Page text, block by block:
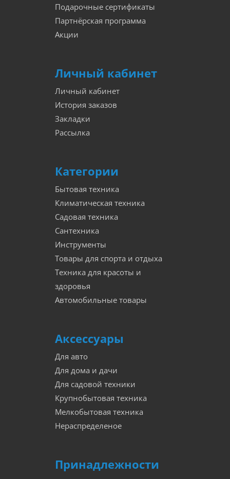
Подарочные сертификаты
Партнёрская программа
Акции
Личный кабинет
Личный кабинет
История заказов
Закладки
Рассылка
Категории
Бытовая техника
Климатическая техника
Садовая техника
Сантехника
Инструменты
Товары для спорта и отдыха
Техника для красоты и
здоровья
Автомобильные товары
Аксессуары
Для авто
Для дома и дачи
Для садовой техники
Крупнобытовая техника
Мелкобытовая техника
Нераспределеное
Принадлежности